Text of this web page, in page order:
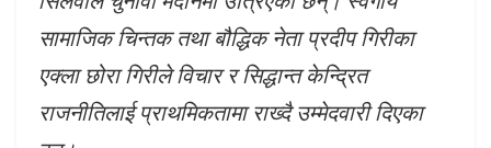
सामाजिक चिन्तक तथा बौद्धिक नेता प्रदीप गिरीका
एक्ला छोरा गिरीले विचार र सिद्धान्त केन्द्रित
राजनीतिलाई प्राथमिकतामा राख्दै उम्मेदवारी दिएका